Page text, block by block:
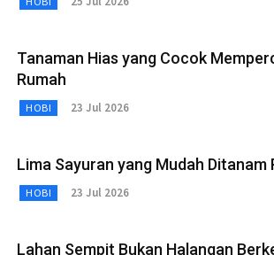
Tanaman Hias yang Cocok
Rumah
HOBI 23 Jul 2026
Lima Sayuran yang Mudah Ditanam
HOBI 23 Jul 2026
Lahan Sempit Bukan Halangan